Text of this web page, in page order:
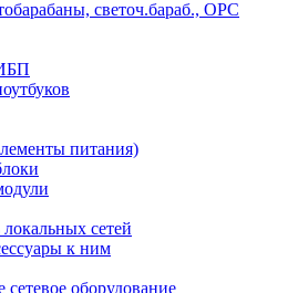
светоч.бараб., OPC
питания)
локальных сетей
к ним
сетевое оборудование